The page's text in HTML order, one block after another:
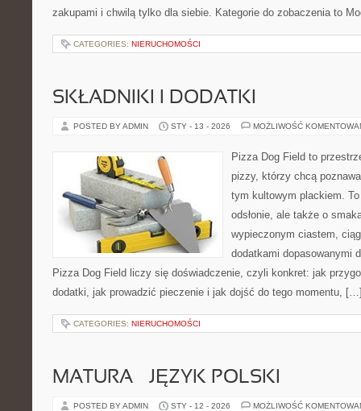
zakupami i chwilą tylko dla siebie. Kategorie do zobaczenia to
CATEGORIES: NIERUCHOMOŚCI
SKŁADNIKI I DODATKI
POSTED BY ADMIN STY - 13 - 2026 MOŻLIWOŚĆ
Pizza Dog Field to
pizzy, którzy chcą
tym kultowym plackiem.
odsłonie, ale także o
wypieczonym ciastem,
dodatkami dopasowanymi
Pizza Dog Field liczy się doświadczenie, czyli konkret: jak
dodatki, jak prowadzić pieczenie i jak dojść do tego momentu,
CATEGORIES: NIERUCHOMOŚCI
MATURA – JĘZYK POLSKI
POSTED BY ADMIN STY - 12 - 2026 MOŻLIWOŚĆ